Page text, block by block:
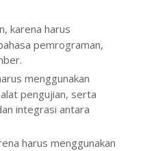
karena harus
pemrograman,
menggunakan
pengujian, serta
integrasi antara
harus menggunakan